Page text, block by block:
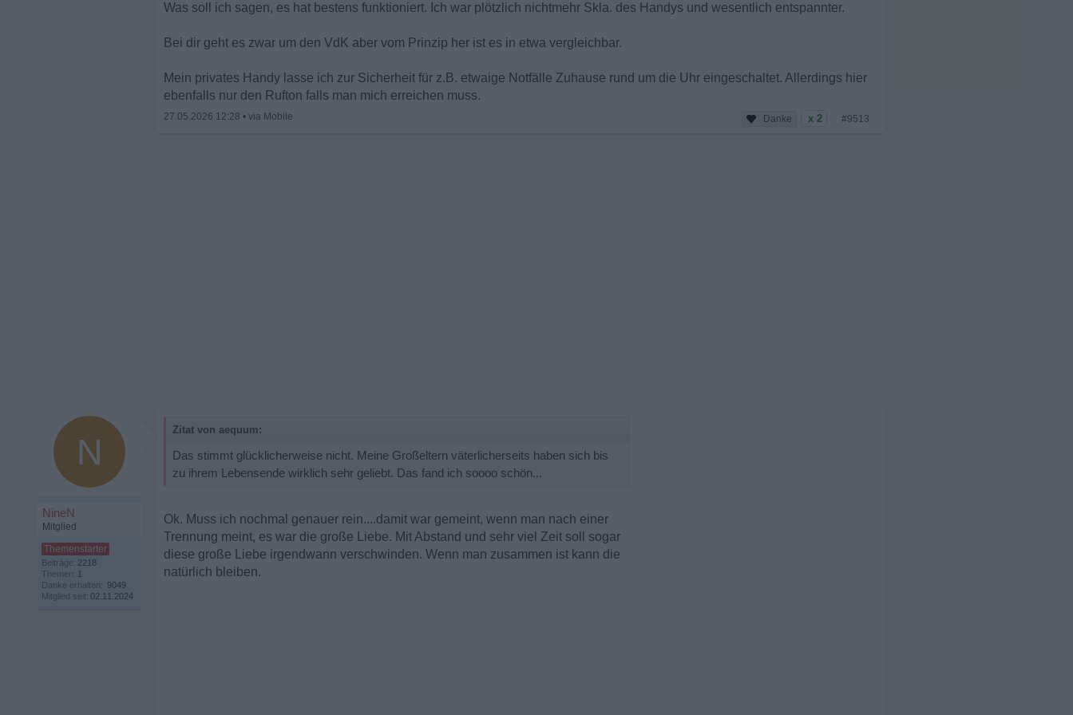
Was soll ich sagen, es hat bestens funktioniert. Ich war plötzlich nichtmehr Skla. des Handys und wesentlich entspannter.
Bei dir geht es zwar um den VdK aber vom Prinzip her ist es in etwa vergleichbar.
Mein privates Handy lasse ich zur Sicherheit für z.B. etwaige Notfälle Zuhause rund um die Uhr eingeschaltet. Allerdings hier
ebenfalls nur den Rufton falls man mich erreichen muss.
27.05.2026 12:28 • x 2 #9513
N
NineN
Mitglied
Beiträge: 2218
Themen: 1
Danke erhalten: 9049
Mitglied seit: 02.11.2024
Zitat von aequum:
Das stimmt glücklicherweise nicht. Meine Großeltern väterlicherseits haben sich bis
zu ihrem Lebensende wirklich sehr geliebt. Das fand ich soooo schön...
Ok. Muss ich nochmal genauer rein....damit war gemeint, wenn man nach einer
Trennung meint, es war die große Liebe. Mit Abstand und sehr viel Zeit soll sogar
diese große Liebe irgendwann verschwinden. Wenn man zusammen ist kann die
natürlich bleiben.